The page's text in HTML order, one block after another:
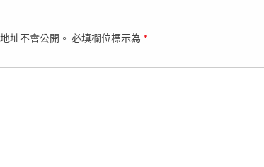
址不會公開。 必填欄位標示為 *